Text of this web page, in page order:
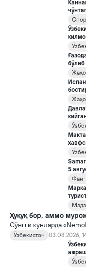
бўлиб
5
Фан-
Ҳуқуқ бор, аммо
Сўнгги кунларда
фаоли Ирина
кенг муҳокама
Ўзбекистон
03.08.2026,